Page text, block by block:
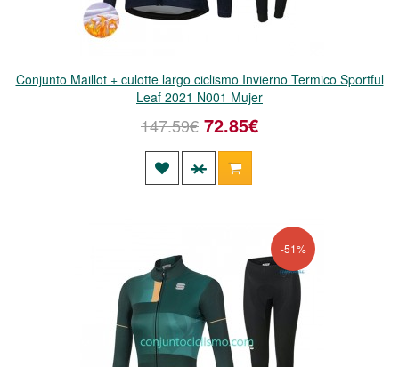
Conjunto Maillot + culotte largo ciclismo Invierno Termico Sportful
Leaf 2021 N001 Mujer
147.59€ 72.85€
-51%